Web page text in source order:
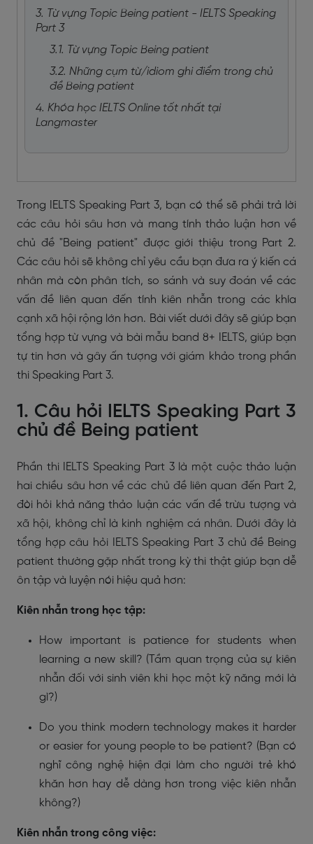
3. Từ vựng Topic Being patient - IELTS Speaking
Part 3
3.1. Từ vựng Topic Being patient
3.2. Những cụm từ/idiom ghi điểm trong chủ
đề Being patient
4. Khóa học IELTS Online tốt nhất tại
Langmaster
Trong IELTS Speaking Part 3, bạn có thể sẽ phải trả lời
các câu hỏi sâu hơn và mang tính thảo luận hơn về
chủ đề "Being patient" được giới thiệu trong Part 2.
Các câu hỏi sẽ không chỉ yêu cầu bạn đưa ra ý kiến cá
nhân mà còn phân tích, so sánh và suy đoán về các
vấn đề liên quan đến tính kiên nhẫn trong các khía
cạnh xã hội rộng lớn hơn. Bài viết dưới đây sẽ giúp bạn
tổng hợp từ vựng và bài mẫu band 8+ IELTS, giúp bạn
tự tin hơn và gây ấn tượng với giám khảo trong phần
thi Speaking Part 3.
1. Câu hỏi IELTS Speaking Part 3
chủ đề Being patient
Phần thi IELTS Speaking Part 3 là một cuộc thảo luận
hai chiều sâu hơn về các chủ đề liên quan đến Part 2,
đòi hỏi khả năng thảo luận các vấn đề trừu tượng và
xã hội, không chỉ là kinh nghiệm cá nhân. Dưới đây là
tổng hợp câu hỏi IELTS Speaking Part 3 chủ đề Being
patient thường gặp nhất trong kỳ thi thật giúp bạn dễ
ôn tập và luyện nói hiệu quả hơn:
Kiên nhẫn trong học tập:
How important is patience for students when
learning a new skill? (Tầm quan trọng của sự kiên
nhẫn đối với sinh viên khi học một kỹ năng mới là
gì?)
Do you think modern technology makes it harder
or easier for young people to be patient? (Bạn có
nghĩ công nghệ hiện đại làm cho người trẻ khó
khăn hơn hay dễ dàng hơn trong việc kiên nhẫn
không?)
Kiên nhẫn trong công việc: